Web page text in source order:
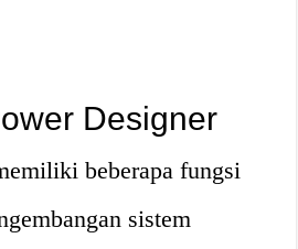
Designer
beberapa fungsi
sistem